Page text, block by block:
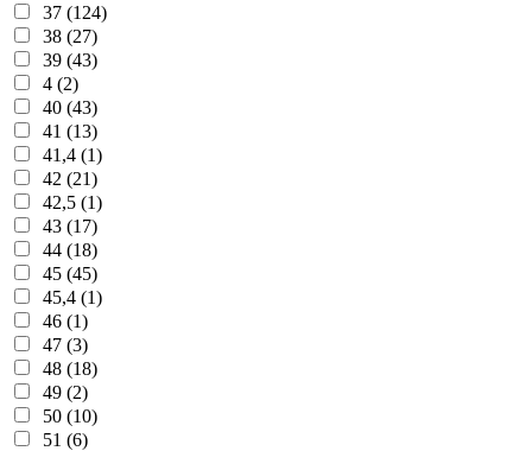
37 (124)
38 (27)
39 (43)
4 (2)
40 (43)
41 (13)
41,4 (1)
42 (21)
42,5 (1)
43 (17)
44 (18)
45 (45)
45,4 (1)
46 (1)
47 (3)
48 (18)
49 (2)
50 (10)
51 (6)